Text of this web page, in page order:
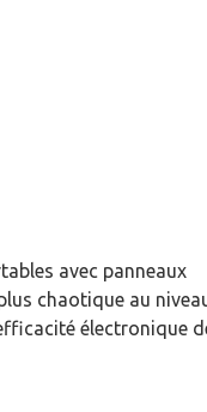
avec panneaux
chaotique au
électronique